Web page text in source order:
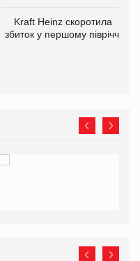
Kraft Heinz скоротила
збиток у першому півріччі